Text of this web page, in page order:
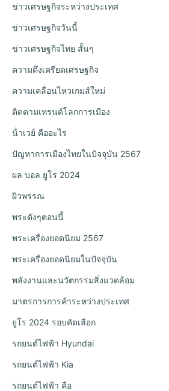
ข่าวเศรษฐกิจระหว่างประเทศ
ข่าวเศรษฐกิจวันนี้
ข่าวเศรษฐกิจไทย สั้นๆ
ความตึงเครียดเศรษฐกิจ
ความเคลื่อนไหวเกมส์ใหม่
ติดตามเทรนด์โลกการเมือง
น้ําเวย์ คืออะไร
ปัญหาการเมืองไทยในปัจจุบัน 2567
ผล บอล ยูโร 2024
ผิวพรรณ
พระดังๆตอนนี้
พระเครื่องยอดนิยม 2567
พระเครื่องยอดนิยมในปัจจุบัน
พลังงานและนวัตกรรมสิ่งแวดล้อม
มาตรการการค้าระหว่างประเทศ
ยูโร 2024 รอบคัดเลือก
รถยนต์ไฟฟ้า Hyundai
รถยนต์ไฟฟ้า Kia
รถยนต์ไฟฟ้า คือ